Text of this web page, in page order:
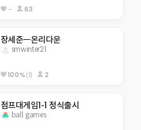
-- 63
장세준ㅡ온리다운
smwinter21
100%(1) 2
점프대게임1-1 정식출시
ball games